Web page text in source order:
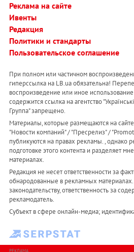
Реклама на сайте
Ивенты
Редакция
Политики и стандарты
Пользовательское соглашение
При полном или частичном
гиперссылка на LB.ua обязательна!
воспроизведение или иное
содержится ссылка на агентство
Группа" запрещено.
Материалы, которые размещаются на
"Новости компаний" / "Пресрелиз" /
публикуются на правах рекламы. , однако
подготовке этого контента и разделяет
материалах.
Редакция не несет ответственности за
обнародованные в рекламных
законодательству, ответственность за
рекламодатель.
Субъект в сфере онлайн-медиа;
РЕКЛАМА